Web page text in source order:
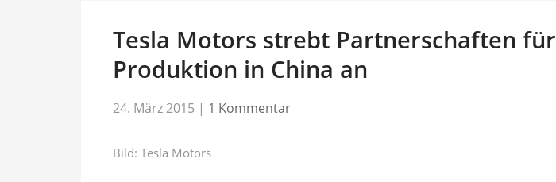
Tesla Motors strebt Partnerschaften für
Produktion in China an
24. März 2015 | 1 Kommentar
Bild: Tesla Motors